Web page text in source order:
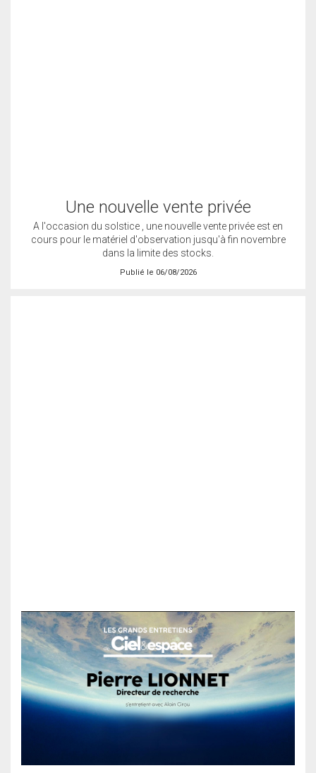
Une nouvelle vente privée
A l'occasion du solstice , une nouvelle vente privée est en
cours pour le matériel d'observation jusqu'à fin novembre
dans la limite des stocks.
Publié le 06/08/2026